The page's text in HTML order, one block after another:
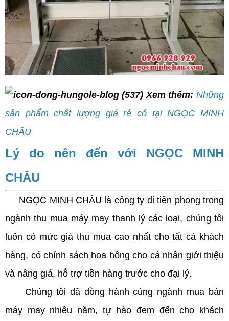
Xem thêm: Những
sản phẩm chất lượng giá rẻ có tại NGỌC MINH
CHÂU
Lý do nên đến với NGỌC MINH
CHÂU
NGỌC MINH CHÂU là công ty đi tiên phong trong
ngành thu mua máy may thanh lý các loại, chúng tôi
luôn có mức giá thu mua cao nhất cho tất cả khách
hàng, có chính sách hoa hồng cho cá nhân giới thiệu
và nâng giá, hỗ trợ tiền hàng trước cho đại lý.
Chúng tôi đã đồng hành cùng ngành mua bán
máy may nhiều năm, tự hào đem đến cho khách